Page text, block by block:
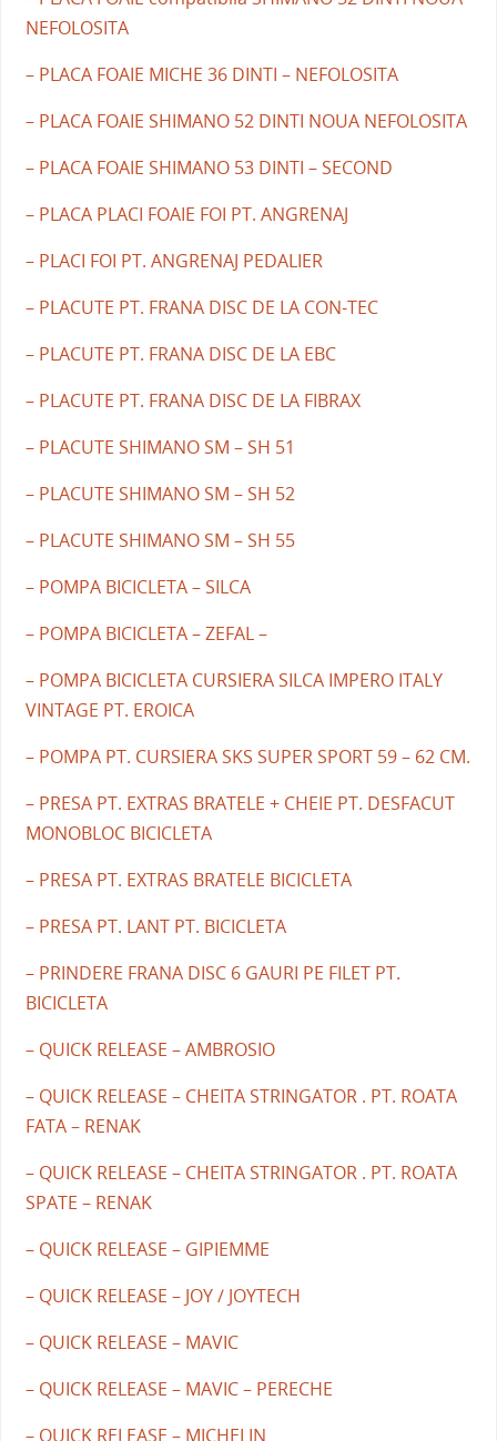
NEFOLOSITA
– PLACA FOAIE MICHE 36 DINTI – NEFOLOSITA
– PLACA FOAIE SHIMANO 52 DINTI NOUA NEFOLOSITA
– PLACA FOAIE SHIMANO 53 DINTI – SECOND
– PLACA PLACI FOAIE FOI PT. ANGRENAJ
– PLACI FOI PT. ANGRENAJ PEDALIER
– PLACUTE PT. FRANA DISC DE LA CON-TEC
– PLACUTE PT. FRANA DISC DE LA EBC
– PLACUTE PT. FRANA DISC DE LA FIBRAX
– PLACUTE SHIMANO SM – SH 51
– PLACUTE SHIMANO SM – SH 52
– PLACUTE SHIMANO SM – SH 55
– POMPA BICICLETA – SILCA
– POMPA BICICLETA – ZEFAL –
– POMPA BICICLETA CURSIERA SILCA IMPERO ITALY
VINTAGE PT. EROICA
– POMPA PT. CURSIERA SKS SUPER SPORT 59 – 62 CM.
– PRESA PT. EXTRAS BRATELE + CHEIE PT. DESFACUT
MONOBLOC BICICLETA
– PRESA PT. EXTRAS BRATELE BICICLETA
– PRESA PT. LANT PT. BICICLETA
– PRINDERE FRANA DISC 6 GAURI PE FILET PT.
BICICLETA
– QUICK RELEASE – AMBROSIO
– QUICK RELEASE – CHEITA STRINGATOR . PT. ROATA
FATA – RENAK
– QUICK RELEASE – CHEITA STRINGATOR . PT. ROATA
SPATE – RENAK
– QUICK RELEASE – GIPIEMME
– QUICK RELEASE – JOY / JOYTECH
– QUICK RELEASE – MAVIC
– QUICK RELEASE – MAVIC – PERECHE
– QUICK RELEASE – MICHELIN